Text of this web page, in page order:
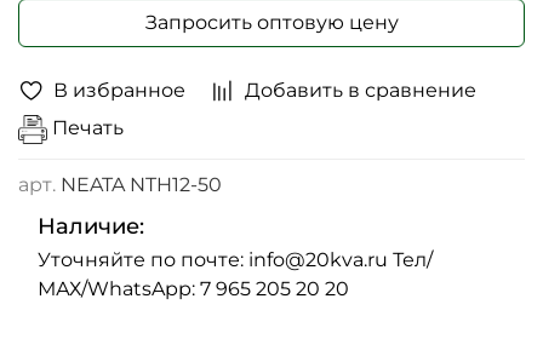
В избранное
Добавить в сравнение
Печать
арт. NEATA NTH12-50
Запросить оптовую цену
Наличие:
Уточняйте по почте: info@20kva.ru Тел/
МАХ/WhatsApp: 7 965 205 20 20